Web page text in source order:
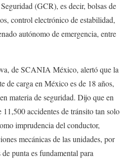
(GCR), es decir, bolsas de
control electrónico de estabilidad,
autónomo de emergencia, entre
de SCANIA México, alertó que la
de carga en México es de 18 años,
materia de seguridad. Dijo que en
11,500 accidentes de tránsito tan solo
imprudencia del conductor,
mecánicas de las unidades, por
punta es fundamental para